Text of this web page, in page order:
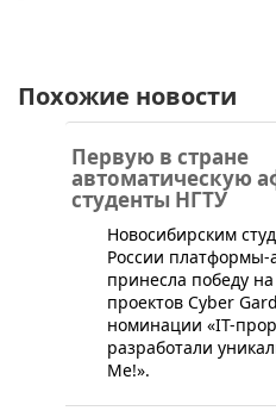
Похожие новости
Первую в стране
автоматическую
студенты НГТУ
​Новосибирским
России платформы-
принесла победу
проектов Cyber
номинации «IT-
разработали
Me!».